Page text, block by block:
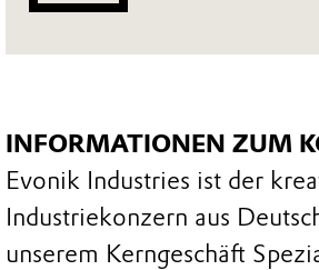
INFORMATIONEN ZUM
Evonik Industries ist der
Industriekonzern aus
unserem Kerngeschäft